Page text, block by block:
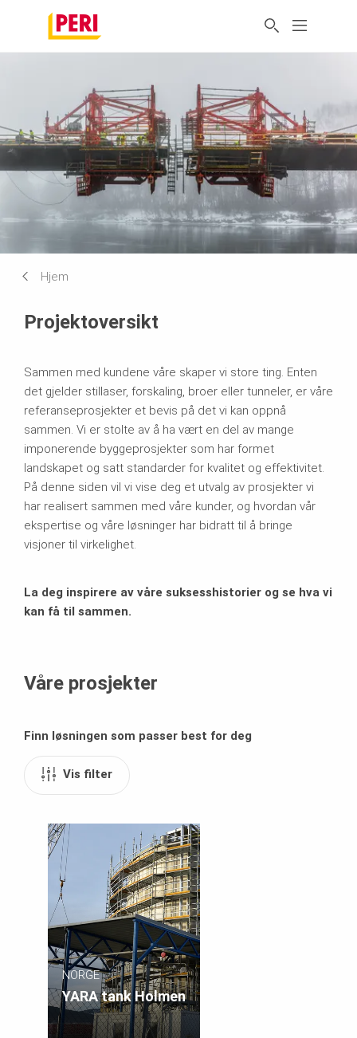
Hjem
Projektoversikt
Sammen med kundene våre skaper vi store ting. Enten
det gjelder stillaser, forskaling, broer eller tunneler, er våre
referanseprosjekter et bevis på det vi kan oppnå
sammen. Vi er stolte av å ha vært en del av mange
imponerende byggeprosjekter som har formet
landskapet og satt standarder for kvalitet og effektivitet.
På denne siden vil vi vise deg et utvalg av prosjekter vi
har realisert sammen med våre kunder, og hvordan vår
ekspertise og våre løsninger har bidratt til å bringe
visjoner til virkelighet.
La deg inspirere av våre suksesshistorier og se hva vi
kan få til sammen.
Våre prosjekter
Finn løsningen som passer best for deg
Vis filter
NORGE
YARA tank Holmen